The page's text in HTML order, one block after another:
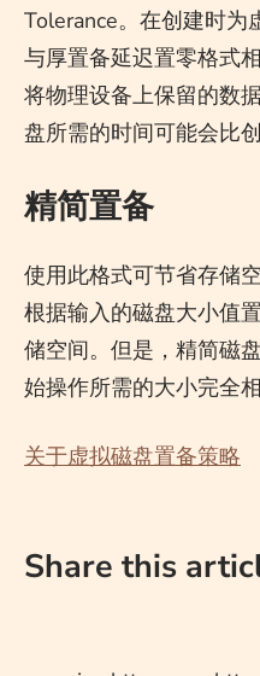
Tolerance。在创建时为
与厚置备延迟置零格式
将物理设备上保留的数
盘所需的时间可能会比
精简置备
使用此格式可节省存储
根据输入的磁盘大小值
储空间。但是，精简磁
始操作所需的大小完全
关于虚拟磁盘置备策略
Share this